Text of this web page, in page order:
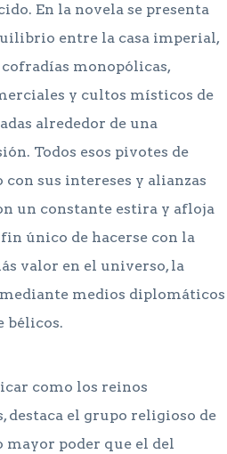
En la novela se presenta
entre la casa imperial,
cofradías monopólicas,
y cultos místicos de
alrededor de una
Todos esos pivotes de
con sus intereses y alianzas
un constante estira y afloja
único de hacerse con la
valor en el universo, la
mediante medios diplomáticos
bélicos.
como los reinos
destaca el grupo religioso de
mayor poder que el del